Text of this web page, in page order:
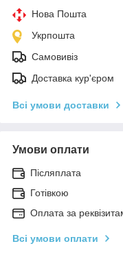
Нова Пошта
Укрпошта
Самовивіз
Доставка кур'єром
Всі умови доставки
Умови оплати
Післяплата
Готівкою
Оплата за
Всі умови оплати